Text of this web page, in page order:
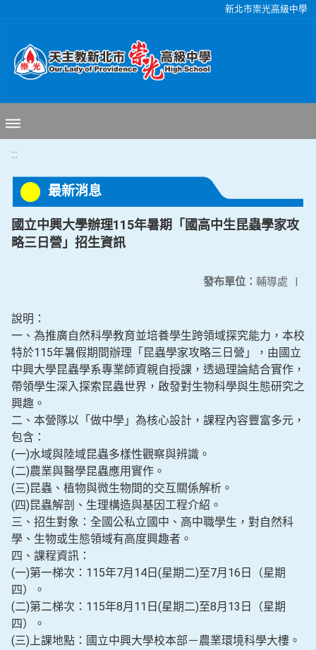
新北市崇光高級中學
:::
最新消息
國立中興大學辦理115年暑期「國高中生昆蟲學家攻
略三日營」招生資訊
發布單位： 輔導處 |
說明：
一、為推廣自然科學教育並培養學生跨領域探究能力，本校
特於115年暑假期間辦理「昆蟲學家攻略三日營」，由國立
中興大學昆蟲學系專業師資親自授課，透過理論結合實作，
帶領學生深入探索昆蟲世界，啟發對生物科學與生態研究之
興趣。
二、本營隊以「做中學」為核心設計，課程內容豐富多元，
包含：
(一)水域與陸域昆蟲多樣性觀察與辨識。
(二)農業與醫學昆蟲應用實作。
(三)昆蟲、植物與微生物間的交互關係解析。
(四)昆蟲解剖、生理構造與基因工程介紹。
三、招生對象：全國公私立國中、高中職學生，對自然科
學、生物或生態領域有高度興趣者。
四、課程資訊：
(一)第一梯次：115年7月14日(星期二)至7月16日（星期
四）。
(二)第二梯次：115年8月11日(星期二)至8月13日（星期
四）。
(三)上課地點：國立中興大學校本部－農業環境科學大樓。